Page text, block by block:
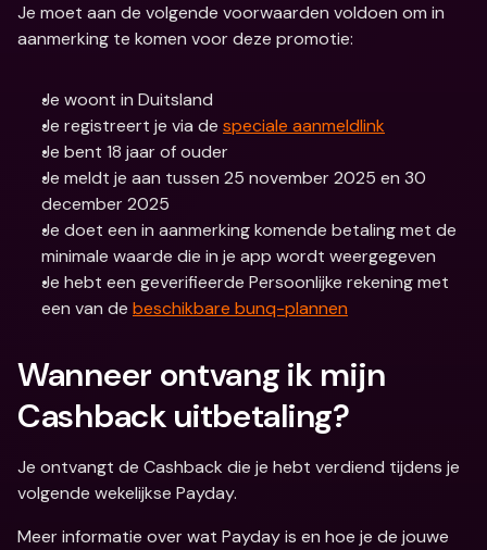
Je moet aan de volgende voorwaarden voldoen om in
aanmerking te komen voor deze promotie:
Je woont in Duitsland
Je registreert je via de speciale aanmeldlink
Je bent 18 jaar of ouder
Je meldt je aan tussen 25 november 2025 en 30
december 2025
Je doet een in aanmerking komende betaling met de
minimale waarde die in je app wordt weergegeven
Je hebt een geverifieerde Persoonlijke rekening met
een van de beschikbare bunq-plannen
Wanneer ontvang ik mijn
Cashback uitbetaling?
Je ontvangt de Cashback die je hebt verdiend tijdens je
volgende wekelijkse Payday.
Meer informatie over wat Payday is en hoe je de jouwe